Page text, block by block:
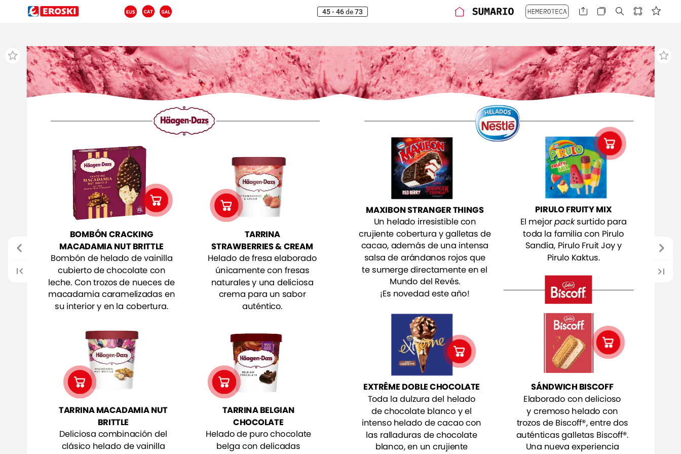
45 - 46 de 73
TARRINA BELGIAN
CHOCOLATE
Heladode purochocolate
belga con delicadas
BOMBÓNCRACKING
MACADAMIA NUT BRITTLE
Bombón de helado de vainilla
cubiertodechocolate con
leche. Controzosde nueces de
macadamia caramelizadas en
su interiory en la cobertura.
TARRINA MACADAMIA NUT
BRITTLE
Deliciosa combinación del
clásico helado de vainilla
TARRINA
STRAWBERRIES&CREAM
Helado de fresa elaborado
únicamente con fresas
naturalesy una deliciosa
crema para un sabor
auténtico.
MAXIBONSTRANGERTHINGS
Un helado irresistible con
crujiente cobertura ygalletas de
cacao, además de una intensa
salsa de arándanos rojos que
te sumergedirectamente enel
Mundo del Revés.
¡Es novedad esteaño!
EXTRÊME DOBLECHOCOLATE
Toda la dulzura del helado
de chocolate blanco y el
intenso helado decacaocon
las ralladuras de chocolate
blanco,en un crujiente
PIRULO FRUITY MIX
El mejorpack surtido para
toda la familia con Pirulo
Sandía, Pirulo FruitJoy y
Pirulo Kaktus.
SÁNDWICH BISCOFF
Elaborado condelicioso
y cremoso helado con
trozos de Biscoff®, entre dos
auténticasgalletas Biscoff®.
Una nueva experiencia